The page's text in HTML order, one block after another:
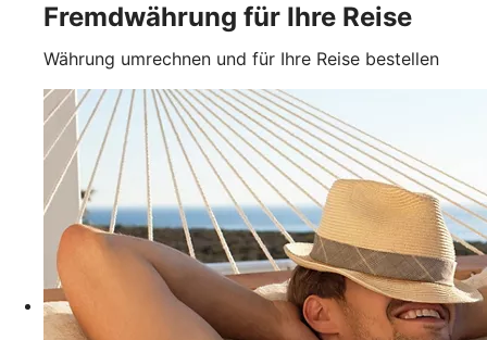
Fremdwährung für Ihre Reise
Währung umrechnen und für Ihre Reise bestellen